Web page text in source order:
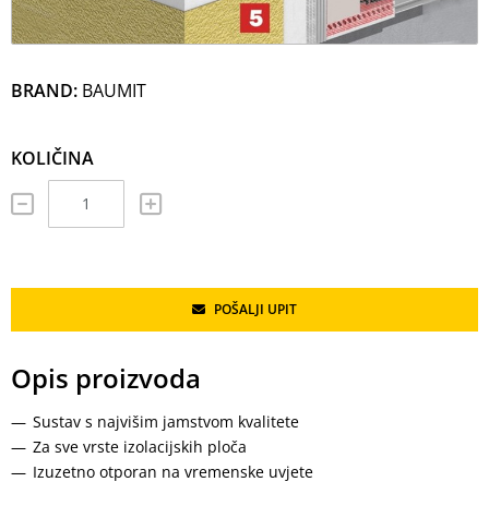
BRAND: BAUMIT
KOLIČINA
POŠALJI UPIT
Opis proizvoda
Sustav s najvišim jamstvom kvalitete
Za sve vrste izolacijskih ploča
Izuzetno otporan na vremenske uvjete